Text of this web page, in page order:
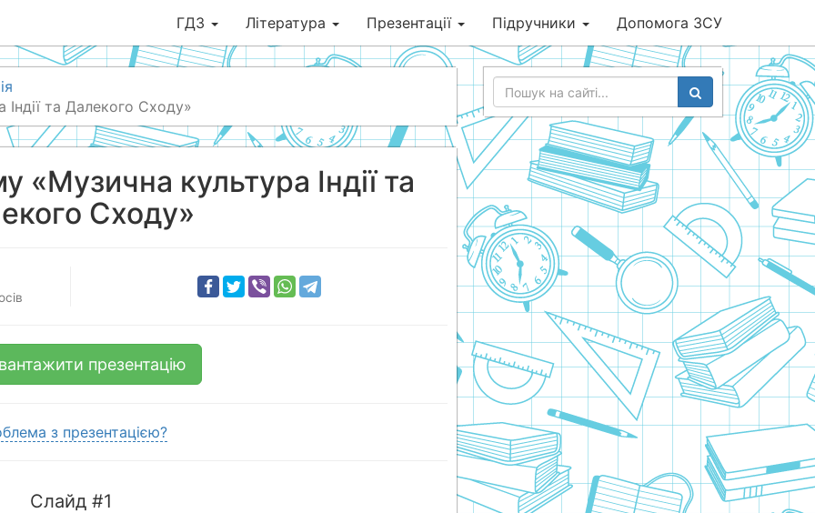
ГДЗ Література Презентації Підручники Допомога ЗСУ
та Далекого Сходу»
«Музична культура Індії та
Сходу»
презентацію
з презентацією?
Слайд #1